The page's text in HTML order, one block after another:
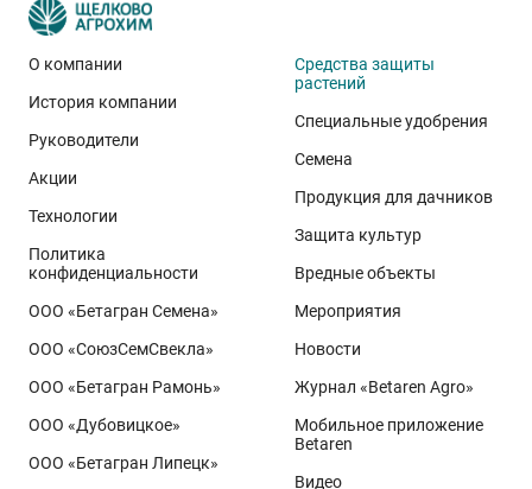
О компании
История компании
Руководители
Акции
Технологии
Политика
конфиденциальности
ООО «Бетагран Семена»
ООО «СоюзСемСвекла»
ООО «Бетагран Рамонь»
ООО «Дубовицкое»
ООО «Бетагран Липецк»
Средства защиты
растений
Специальные удобрения
Семена
Продукция для дачников
Защита культур
Вредные объекты
Мероприятия
Новости
Журнал «Betaren Agro»
Мобильное приложение
Betaren
Видео